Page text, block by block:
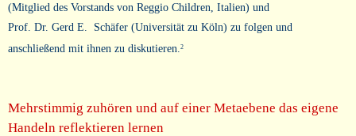
(Mitglied des Vorstands von Reggio Children, Italien) und
Prof. Dr. Gerd E. Schäfer (Universität zu Köln) zu folgen und
anschließend mit ihnen zu diskutieren.2
Mehrstimmig zuhören und auf einer Metaebene das eigene
Handeln reflektieren lernen